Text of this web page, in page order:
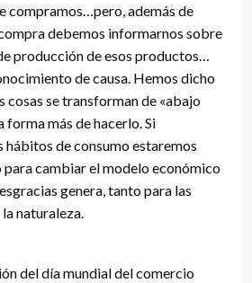
compramos…pero, además de
debemos informarnos sobre
producción de esos productos…
de causa. Hemos dicho
cosas se transforman de «abajo
forma más de hacerlo. Si
hábitos de consumo estaremos
para cambiar el modelo económico
genera, tanto para las
naturaleza.
del día mundial del comercio